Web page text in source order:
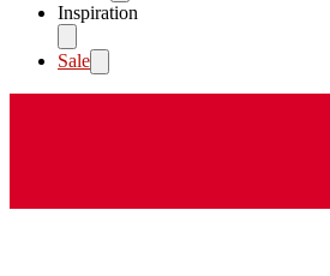
Inspiration
Sale